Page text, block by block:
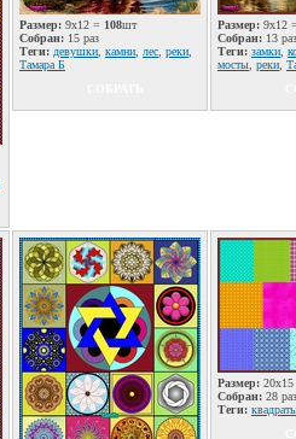
Размер: 9x12 = 108шт
Собран: 15 раз
Теги: девушки камни лес реки
Тамара Б
Размер: 9x12
Собран: 13 раз
Теги: замки
мосты реки
Размер:
Собран: 28 раз
Теги: